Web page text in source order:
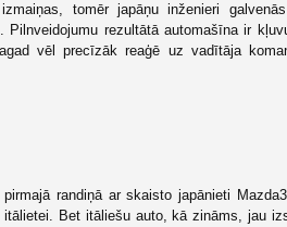
tomēr japāņu inženieri
Pilnveidojumu rezultātā automašīna ir
vēl precīzāk reaģē uz vadītāja
randiņā ar skaisto japānieti
Bet itāliešu auto, kā zināms, jau